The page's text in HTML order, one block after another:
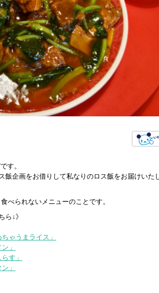
す。
飯企画をお借りして私なりのロス飯をお届けいた
べられないメニューのことです。
ら↓》
ゃうまライス」
」
す」
」